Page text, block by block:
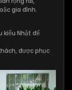
gia đình.
Nhật để
được phục